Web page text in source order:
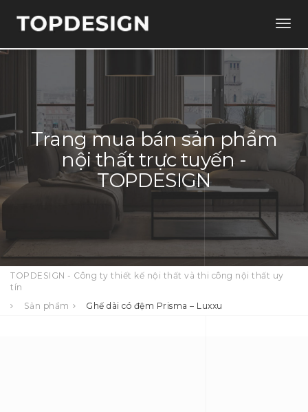
Trang mua bán sản phẩm
nội thất trực tuyến -
TOPDESIGN
TOPDESIGN - Công ty thiết kế nội thất và thi công nội thất uy
tín
Sản phẩm
Ghế dài có đệm Prisma – Luxxu